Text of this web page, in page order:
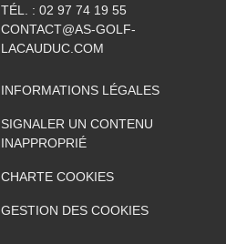
TÉL. : 02 97 74 19 55
CONTACT@AS-GOLF-
LACAUDUC.COM
INFORMATIONS LÉGALES
SIGNALER UN CONTENU
INAPPROPRIÉ
CHARTE COOKIES
GESTION DES COOKIES